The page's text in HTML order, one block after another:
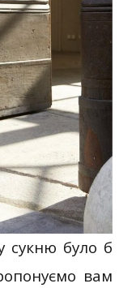
сукню було б
вам